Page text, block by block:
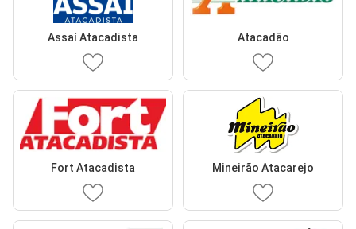
Assaí Atacadista Atacadão
Fort Atacadista Mineirão Atacarejo